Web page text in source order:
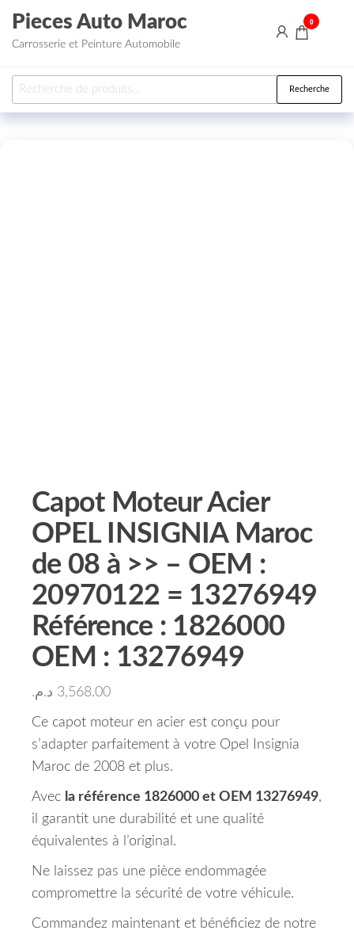
Aller au contenu
Pieces Auto Maroc
Carrosserie et Peinture Automobile
0
Recherche pour : Recherche
Capot Moteur Acier
OPEL INSIGNIA Maroc
de 08 à >> – OEM :
20970122 = 13276949
Référence : 1826000
OEM : 13276949
3,568.00 د.م.
Ce capot moteur en acier est conçu pour
s’adapter parfaitement à votre Opel Insignia
Maroc de 2008 et plus.
Avec la référence 1826000 et OEM 13276949,
il garantit une durabilité et une qualité
équivalentes à l’original.
Ne laissez pas une pièce endommagée
compromettre la sécurité de votre véhicule.
Commandez maintenant et bénéficiez de notre